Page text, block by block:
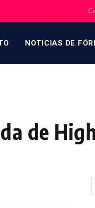
NOTICIAS DE
de